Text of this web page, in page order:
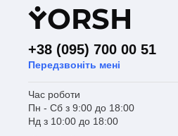
YORSH
+38 (095) 700 00 51
Передзвоніть мені
Час роботи
Пн - Сб з 9:00 до 18:00
Нд з 10:00 до 18:00